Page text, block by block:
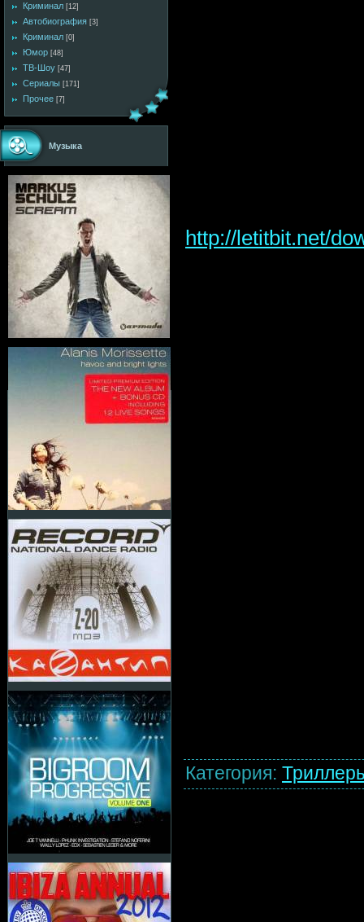
Криминал [12]
Автобиография [3]
Криминал [0]
Юмор [48]
ТВ-Шоу [47]
Сериалы [171]
Прочее [7]
Музыка
http://letitbit.net/
Категория: